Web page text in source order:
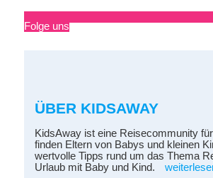
Folge uns
ÜBER KIDSAWAY
KidsAway ist eine Reisecommunity
finden Eltern von Babys und kleinen
wertvolle Tipps rund um das Thema
Urlaub mit Baby und Kind.